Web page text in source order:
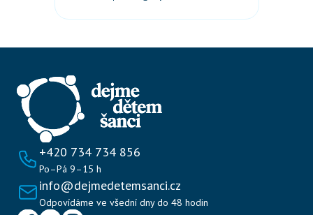
+420 734 734 856
Po–Pá 9–15 h
info@dejmedetemsanci.cz
Odpovídáme ve všední dny do 48 hodin